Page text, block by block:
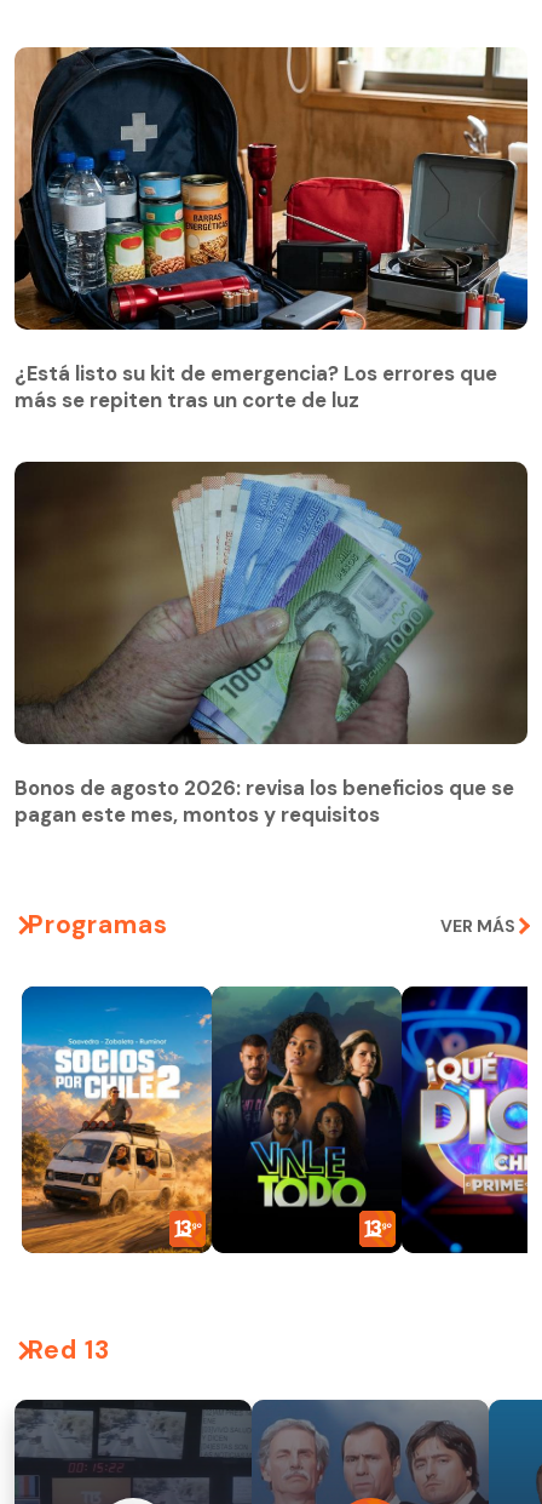
¿Está listo su kit de emergencia? Los errores que
más se repiten tras un corte de luz
Bonos de agosto 2026: revisa los beneficios que se
pagan este mes, montos y requisitos
Programas VER MÁS
Red 13